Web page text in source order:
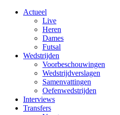
Actueel
Live
Heren
Dames
Futsal
Wedstrijden
Voorbeschouwingen
Wedstrijdverslagen
Samenvattingen
Oefenwedstrijden
Interviews
Transfers